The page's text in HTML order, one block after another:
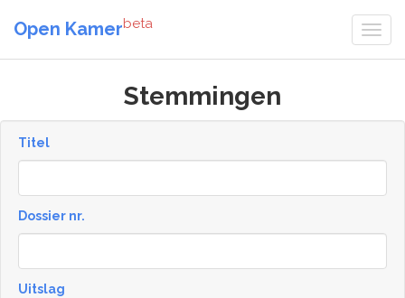
Open Kamerbeta
Stemmingen
Titel
Dossier nr.
Uitslag